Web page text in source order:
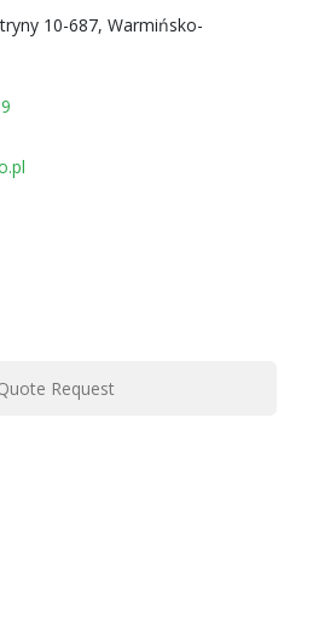
10-687, Warmińsko-
Request